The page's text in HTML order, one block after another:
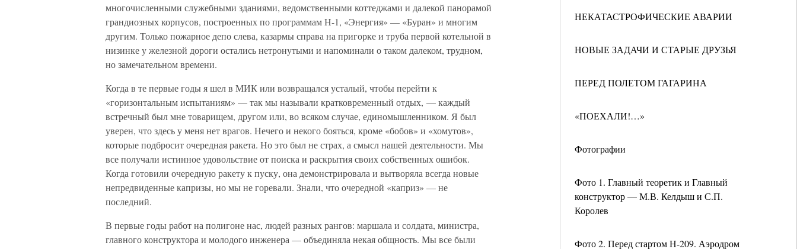
НЕКАТАСТРОФИЧЕСКИЕ АВАРИИ
НОВЫЕ ЗАДАЧИ И СТАРЫЕ ДРУЗЬЯ
ПЕРЕД ПОЛЕТОМ ГАГАРИНА
«ПОЕХАЛИ!…»
Фотографии
Фото 1. Главный теоретик и Главный
конструктор — М.В. Келдыш и С.П.
Королев
Фото 2. Перед стартом Н-209. Аэродром
многочисленными служебными зданиями, ведомственными коттеджами и далекой панорамой
грандиозных корпусов, построенных по программам Н-1, «Энергия» — «Буран» и многим
другим. Только пожарное депо слева, казармы справа на пригорке и труба первой котельной в
низинке у железной дороги остались нетронутыми и напоминали о таком далеком, трудном,
но замечательном времени.
Когда в те первые годы я шел в МИК или возвращался усталый, чтобы перейти к
«горизонтальным испытаниям» — так мы называли кратковременный отдых, — каждый
встречный был мне товарищем, другом или, во всяком случае, единомышленником. Я был
уверен, что здесь у меня нет врагов. Нечего и некого бояться, кроме «бобов» и «хомутов»,
которые подбросит очередная ракета. Но это был не страх, а смысл нашей деятельности. Мы
все получали истинное удовольствие от поиска и раскрытия своих собственных ошибок.
Когда готовили очередную ракету к пуску, она демонстрировала и вытворяла всегда новые
непредвиденные капризы, но мы не горевали. Знали, что очередной «каприз» — не
последний.
В первые годы работ на полигоне нас, людей разных рангов: маршала и солдата, министра,
главного конструктора и молодого инженера — объединяла некая общность. Мы все были